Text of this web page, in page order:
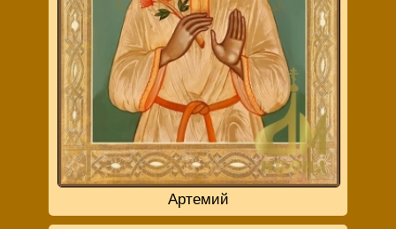
Артемий